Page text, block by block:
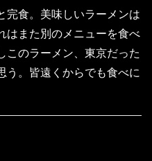
食。美味しいラーメンは
はまた別のメニューを食べ
このラーメン、東京だった
う。皆遠くからでも食べに